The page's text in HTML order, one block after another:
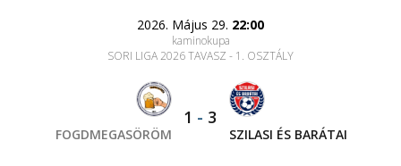
2026. Május 29. 22:00
kaminokupa
SORI LIGA 2026 TAVASZ - 1. OSZTÁLY
FOGDMEGASÖRÖM
1 - 3
SZILASI ÉS BARÁTAI